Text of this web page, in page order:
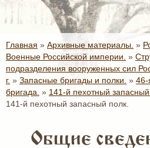
Главная » Архивные материалы. »
Военные Российской империи. »
подразделения вооруженных сил
г. » Запасные бригады и полки. » 46-
бригада. » 141-й пехотный запасный
141-й пехотный запасный полк.
Общие